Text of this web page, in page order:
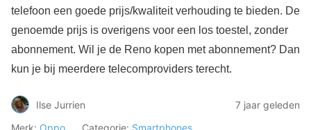
telefoon een goede prijs/kwaliteit verhouding te bieden. De
genoemde prijs is overigens voor een los toestel, zonder
abonnement. Wil je de Reno kopen met abonnement? Dan
kun je bij meerdere telecomproviders terecht.
Ilse Jurrien
7 jaar geleden